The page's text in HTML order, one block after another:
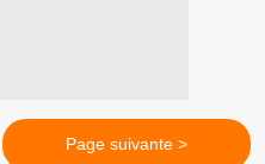
Page suivante >